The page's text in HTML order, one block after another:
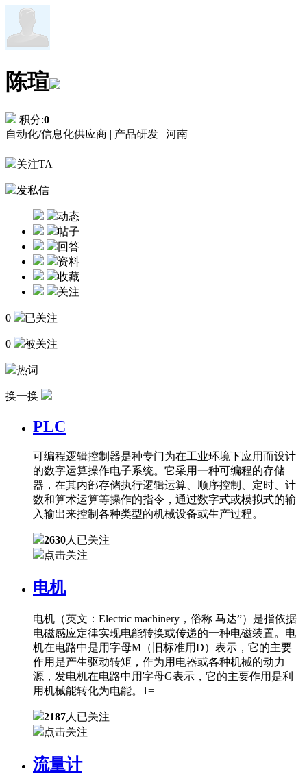
陈瑄
积分:0
自动化/信息化供应商 | 产品研发 | 河南
关注TA
发私信
动态
帖子
回答
资料
收藏
关注
0 已关注
0 被关注
热词
换一换
PLC
可编程逻辑控制器是种专门为在工业环境下应用而设计
的数字运算操作电子系统。它采用一种可编程的存储
器，在其内部存储执行逻辑运算、顺序控制、定时、计
数和算术运算等操作的指令，通过数字式或模拟式的输
入输出来控制各种类型的机械设备或生产过程。
2630人已关注
点击关注
电机
电机（英文：Electric machinery，俗称 马达”）是指依据
电磁感应定律实现电能转换或传递的一种电磁装置。电
机在电路中是用字母M（旧标准用D）表示，它的主要
作用是产生驱动转矩，作为用电器或各种机械的动力
源，发电机在电路中用字母G表示，它的主要作用是利
用机械能转化为电能。1=
2187人已关注
点击关注
流量计